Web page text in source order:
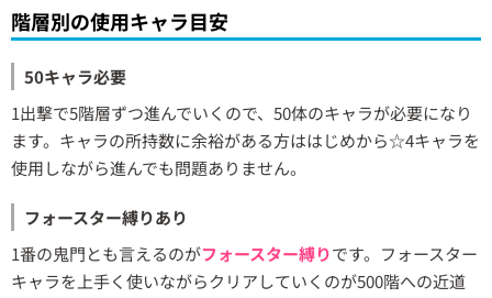
階層別の使用キャラ目安
50キャラ必要
1出撃で5階層ずつ進んでいくので、50体のキャラが必要になり
ます。キャラの所持数に余裕がある方ははじめから☆4キャラを
使用しながら進んでも問題ありません。
フォースター縛りあり
1番の鬼門とも言えるのがフォースター縛りです。フォースター
キャラを上手く使いながらクリアしていくのが500階への近道